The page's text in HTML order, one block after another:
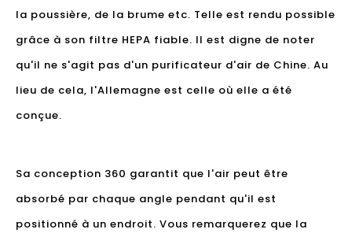
la poussière, de la brume etc. Telle est rendu possible
grâce à son filtre HEPA fiable. Il est digne de noter
qu'il ne s'agit pas d'un purificateur d'air de Chine. Au
lieu de cela, l'Allemagne est celle où elle a été
conçue.
Sa conception 360 garantit que l'air peut être
absorbé par chaque angle pendant qu'il est
positionné à un endroit. Vous remarquerez que la